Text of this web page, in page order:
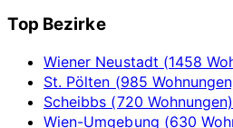
Top Bezirke
Wiener Neustadt (1458
St. Pölten (985
Scheibbs (720 Wohnungen)
Wien-Umgebung (630